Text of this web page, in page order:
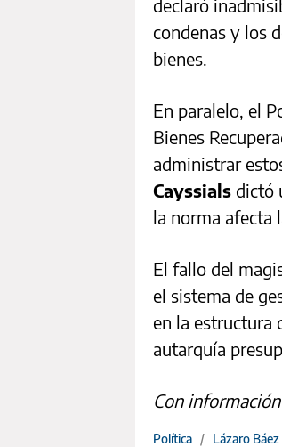
declaró
condenas y los
bienes.
En paralelo, el
Bienes
administrar
Cayssials dictó
la norma afecta
El fallo del
el sistema de
en la estructura
autarquía
Con
Política / Lázaro Báez